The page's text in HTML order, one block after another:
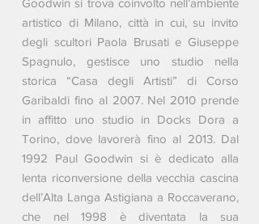
Goodwin si trova coinvolto nell’ambiente
artistico di Milano, città in cui, su invito
degli scultori Paola Brusati e Giuseppe
Spagnulo, gestisce uno studio nella
storica “Casa degli Artisti” di Corso
Garibaldi fino al 2007. Nel 2010 prende
in affitto uno studio in Docks Dora a
Torino, dove lavorerà fino al 2013. Dal
1992 Paul Goodwin si è dedicato alla
lenta riconversione della vecchia cascina
dell’Alta Langa Astigiana a Roccaverano,
che nel 1998 è diventata la sua